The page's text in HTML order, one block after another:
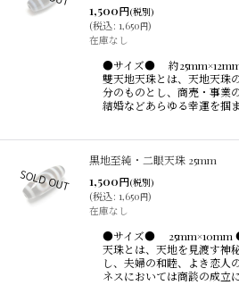
1,500円(税別)
(税込: 1,650円)
在庫なし
●サイズ● 約
雙天地天珠とは、天地天珠
分のものとし、商売・事業
結婚などあらゆる幸運を掴
黒地至純・二眼天珠 25mm
1,500円(税別)
(税込: 1,650円)
在庫なし
●サイズ● 25mm×10mm
天珠とは、天地を見渡す神
し、夫婦の和睦、よき恋人
ネスにおいては商談の成立